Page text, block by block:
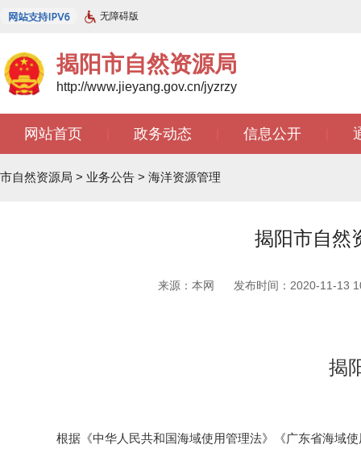
无障碍版
揭阳市自然资源局
http://www.jieyang.gov.cn/jyzrzy
网站首页 政务动态 信息公开
市自然资源局 > 业务公告 > 海洋资源管理
揭阳市自然
来源：本网 发布时间：2020-11-13
揭
根据《中华人民共和国海域使用管理法》《广东省海域使